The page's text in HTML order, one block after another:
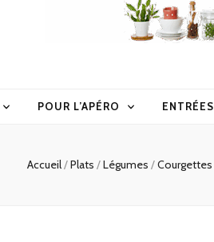
POUR L’APÉRO ENTRÉES
Accueil/Plats /Légumes /Courgettes